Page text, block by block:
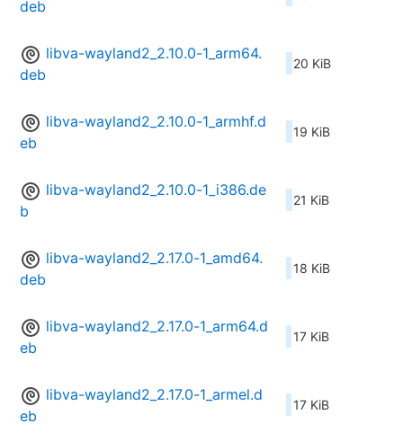
deb
libva-wayland2_2.10.0-1_arm64.
deb
20 KiB
libva-wayland2_2.10.0-1_armhf.d
eb
19 KiB
libva-wayland2_2.10.0-1_i386.de
b
21 KiB
libva-wayland2_2.17.0-1_amd64.
deb
18 KiB
libva-wayland2_2.17.0-1_arm64.d
eb
17 KiB
libva-wayland2_2.17.0-1_armel.d
eb
17 KiB